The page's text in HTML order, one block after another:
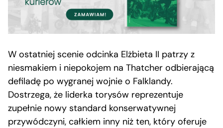
W ostatniej scenie odcinka Elżbieta II patrzy z
niesmakiem i niepokojem na Thatcher odbierającą
defiladę po wygranej wojnie o Falklandy.
Dostrzega, że liderka torysów reprezentuje
zupełnie nowy standard konserwatywnej
przywódczyni, całkiem inny niż ten, który oferuje